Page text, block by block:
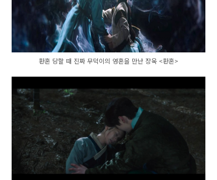
환혼 당할 때 진짜 무덕이의 영혼을 만난 장욱 <환혼>